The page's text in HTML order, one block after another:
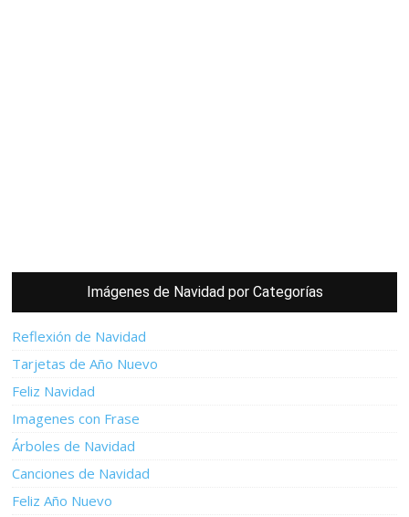
Imágenes de Navidad por Categorías
Reflexión de Navidad
Tarjetas de Año Nuevo
Feliz Navidad
Imagenes con Frase
Árboles de Navidad
Canciones de Navidad
Feliz Año Nuevo